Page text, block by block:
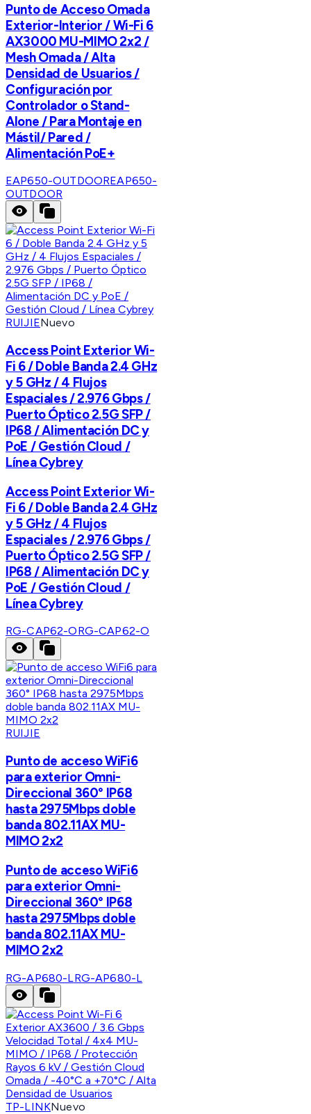
Punto de Acceso Omada
Exterior-Interior / Wi-Fi 6
AX3000 MU-MIMO 2x2 /
Mesh Omada / Alta
Densidad de Usuarios /
Configuración por
Controlador o Stand-
Alone / Para Montaje en
Mástil/ Pared /
Alimentación PoE+
EAP650-OUTDOOREAP650-
OUTDOOR
RUIJIENuevo
Access Point Exterior Wi-
Fi 6 / Doble Banda 2.4 GHz
y 5 GHz / 4 Flujos
Espaciales / 2.976 Gbps /
Puerto Óptico 2.5G SFP /
IP68 / Alimentación DC y
PoE / Gestión Cloud /
Línea Cybrey
Access Point Exterior Wi-
Fi 6 / Doble Banda 2.4 GHz
y 5 GHz / 4 Flujos
Espaciales / 2.976 Gbps /
Puerto Óptico 2.5G SFP /
IP68 / Alimentación DC y
PoE / Gestión Cloud /
Línea Cybrey
RG-CAP62-ORG-CAP62-O
RUIJIE
Punto de acceso WiFi6
para exterior Omni-
Direccional 360° IP68
hasta 2975Mbps doble
banda 802.11AX MU-
MIMO 2x2
Punto de acceso WiFi6
para exterior Omni-
Direccional 360° IP68
hasta 2975Mbps doble
banda 802.11AX MU-
MIMO 2x2
RG-AP680-LRG-AP680-L
TP-LINKNuevo